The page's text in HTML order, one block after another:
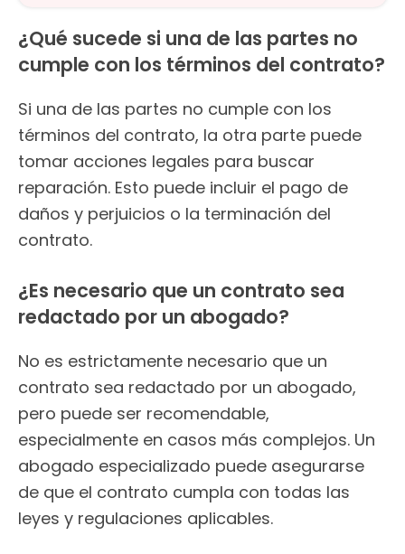
¿Qué sucede si una de las partes no
cumple con los términos del contrato?
Si una de las partes no cumple con los
términos del contrato, la otra parte puede
tomar acciones legales para buscar
reparación. Esto puede incluir el pago de
daños y perjuicios o la terminación del
contrato.
¿Es necesario que un contrato sea
redactado por un abogado?
No es estrictamente necesario que un
contrato sea redactado por un abogado,
pero puede ser recomendable,
especialmente en casos más complejos. Un
abogado especializado puede asegurarse
de que el contrato cumpla con todas las
leyes y regulaciones aplicables.